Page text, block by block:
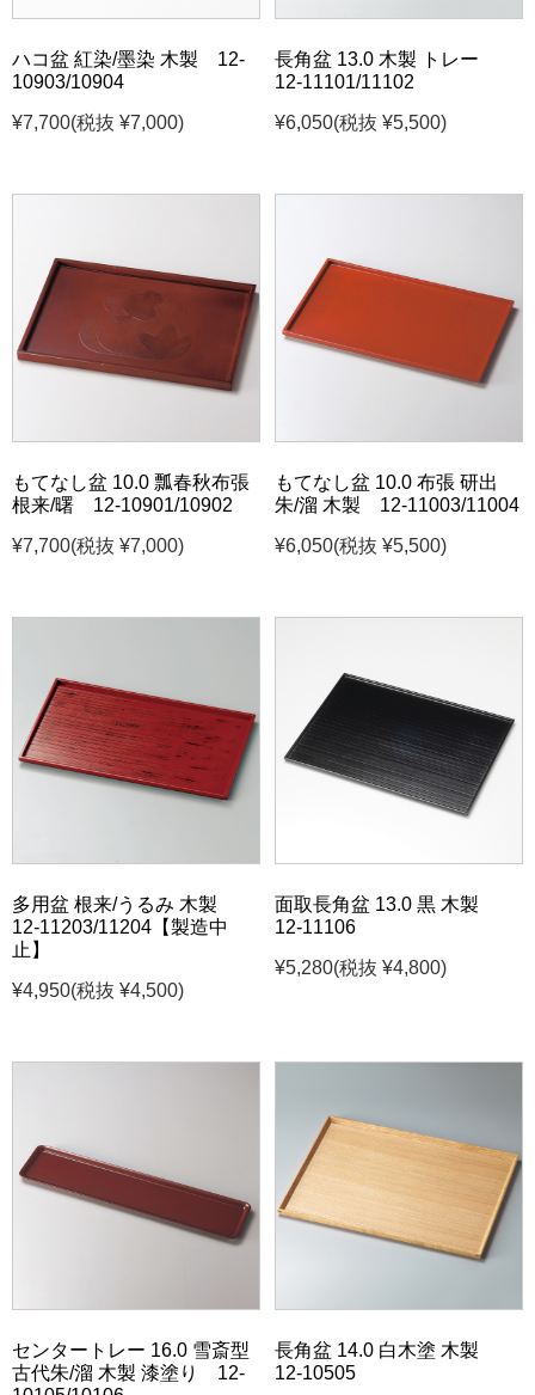
ハコ盆 紅染/墨染 木製 12-
10903/10904
¥7,700(税抜 ¥7,000)
長角盆 13.0 木製 トレー
12-11101/11102
¥6,050(税抜 ¥5,500)
もてなし盆 10.0 瓢春秋布張
根来/曙 12-10901/10902
¥7,700(税抜 ¥7,000)
もてなし盆 10.0 布張 研出
朱/溜 木製 12-11003/11004
¥6,050(税抜 ¥5,500)
多用盆 根来/うるみ 木製
12-11203/11204【製造中
止】
¥4,950(税抜 ¥4,500)
面取長角盆 13.0 黒 木製
12-11106
¥5,280(税抜 ¥4,800)
センタートレー 16.0 雪斎型
古代朱/溜 木製 漆塗り 12-
長角盆 14.0 白木塗 木製
12-10505